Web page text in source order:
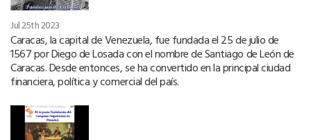
Jul 25th 2023
Caracas, la capital de Venezuela, fue fundada el 25 de julio de
1567 por Diego de Losada con el nombre de Santiago de León de
Caracas. Desde entonces, se ha convertido en la principal ciudad
financiera, política y comercial del país.